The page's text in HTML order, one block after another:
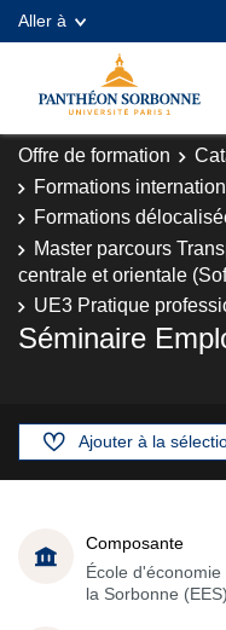
Aller à
Offre de formation
Formations
Formations
Master parcours
centrale et orientale
UE3 Pratique
Séminaire
Ajouter à la
Composante
École d'économie
la Sorbonne (EES)